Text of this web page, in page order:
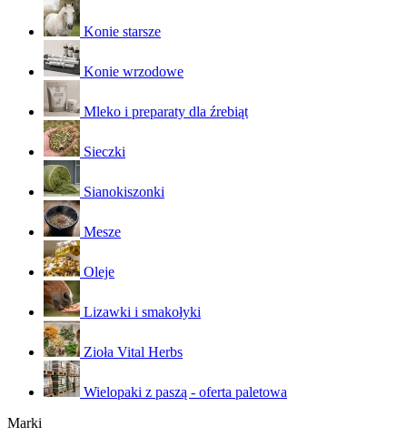
Konie starsze
Konie wrzodowe
Mleko i preparaty dla źrebiąt
Sieczki
Sianokiszonki
Mesze
Oleje
Lizawki i smakołyki
Zioła Vital Herbs
Wielopaki z paszą - oferta paletowa
Marki